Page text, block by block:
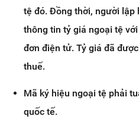
tệ đó. Đồng thời, người lập
thông tin tỷ giá ngoại tệ
đơn điện tử. Tỷ giá đã
thuế.
Mã ký hiệu ngoại tệ phải
quốc tế.